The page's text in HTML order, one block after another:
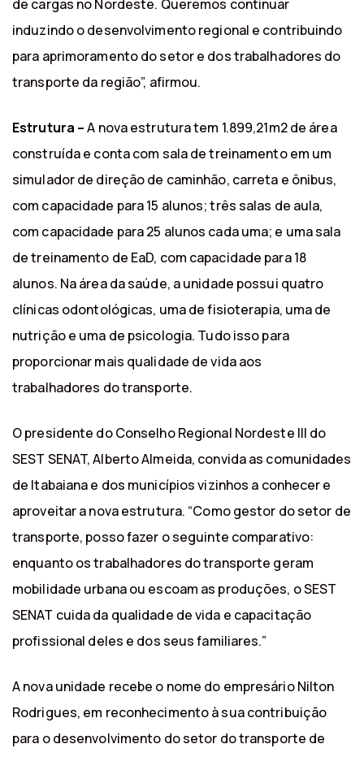
de cargas no Nordeste. Queremos continuar
induzindo o desenvolvimento regional e contribuindo
para aprimoramento do setor e dos trabalhadores do
transporte da região”, afirmou.
Estrutura –A nova estrutura tem 1.899,21m2 de área
construída e conta com sala de treinamento em um
simulador de direção de caminhão, carreta e ônibus,
com capacidade para 15 alunos; três salas de aula,
com capacidade para 25 alunos cada uma; e uma sala
de treinamento de EaD, com capacidade para 18
alunos. Na área da saúde, a unidade possui quatro
clínicas odontológicas, uma de fisioterapia, uma de
nutrição e uma de psicologia. Tudo isso para
proporcionar mais qualidade de vida aos
trabalhadores do transporte.
O presidente do Conselho Regional Nordeste III do
SEST SENAT, Alberto Almeida, convida as comunidades
de Itabaiana e dos municípios vizinhos a conhecer e
aproveitar a nova estrutura. “Como gestor do setor de
transporte, posso fazer o seguinte comparativo:
enquanto os trabalhadores do transporte geram
mobilidade urbana ou escoam as produções, o SEST
SENAT cuida da qualidade de vida e capacitação
profissional deles e dos seus familiares.”
A nova unidade recebe o nome do empresário Nilton
Rodrigues, em reconhecimento à sua contribuição
para o desenvolvimento do setor do transporte de